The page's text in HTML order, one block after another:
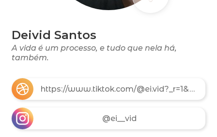
Deivid Santos
A vida é um processo, e tudo que nela há,
também.
https://www.tiktok.com/@ei.vid?_r=1&_t=ZS-97GHxYLJvQi
@ei__vid